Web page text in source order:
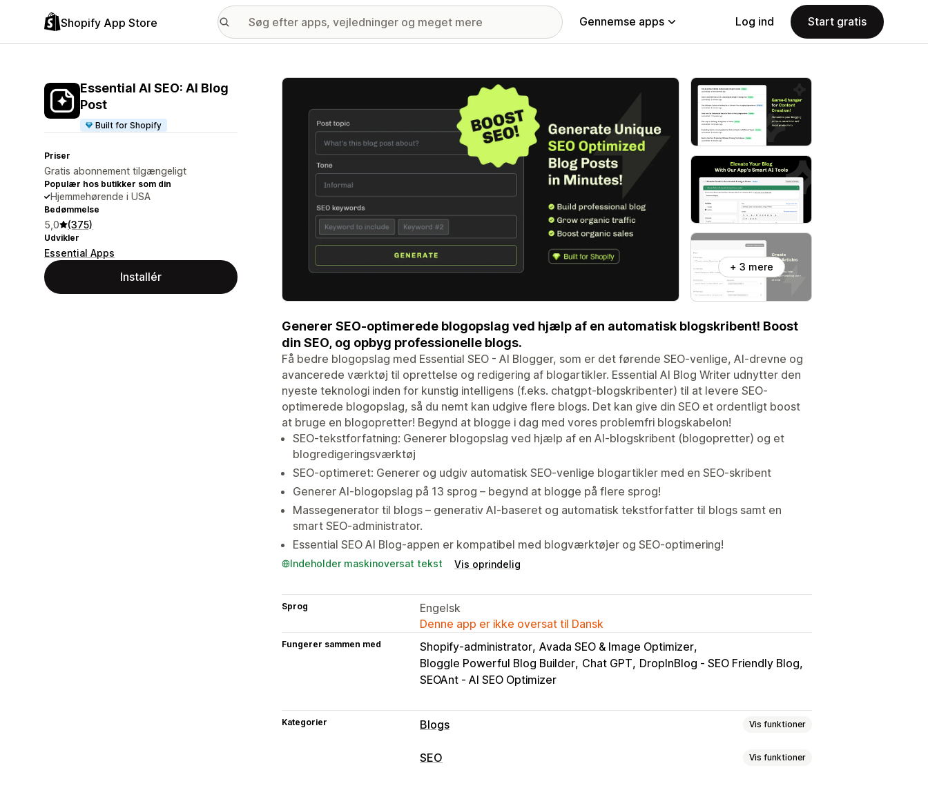
Shopify App Store Gennemse apps Log ind Start gratis
Essential AI SEO: AI Blog
Post
Built for Shopify
Priser
Gratis abonnement tilgængeligt
Populær hos butikker som din
Hjemmehørende i USA
Bedømmelse
5,0 (375)
Udvikler
Essential Apps
Installér
Galleri med udvalgte billeder
+ 3 mere
Generer SEO-optimerede blogopslag ved hjælp af en automatisk blogskribent! Boost
din SEO, og opbyg professionelle blogs.
Få bedre blogopslag med Essential SEO - AI Blogger, som er det førende SEO-venlige, AI-drevne og
avancerede værktøj til oprettelse og redigering af blogartikler. Essential AI Blog Writer udnytter den
nyeste teknologi inden for kunstig intelligens (f.eks. chatgpt-blogskribenter) til at levere SEO-
optimerede blogopslag, så du nemt kan udgive flere blogs. Det kan give din SEO et ordentligt boost
at bruge en blogopretter! Begynd at blogge i dag med vores problemfri blogskabelon!
SEO-tekstforfatning: Generer blogopslag ved hjælp af en AI-blogskribent (blogopretter) og et
blogredigeringsværktøj
SEO-optimeret: Generer og udgiv automatisk SEO-venlige blogartikler med en SEO-skribent
Generer AI-blogopslag på 13 sprog – begynd at blogge på flere sprog!
Massegenerator til blogs – generativ AI-baseret og automatisk tekstforfatter til blogs samt en
smart SEO-administrator.
Essential SEO AI Blog-appen er kompatibel med blogværktøjer og SEO-optimering!
Indeholder maskinoversat tekst Vis oprindelig
Sprog
Engelsk
Denne app er ikke oversat til Dansk
Fungerer sammen med Shopify-administrator Avada SEO & Image Optimizer
Bloggle Powerful Blog Builder Chat GPT DropInBlog ‑ SEO Friendly Blog
SEOAnt ‑ AI SEO Optimizer
Kategorier Blogs Vis funktioner
Skabelse af indhold
SEO Vis funktioner